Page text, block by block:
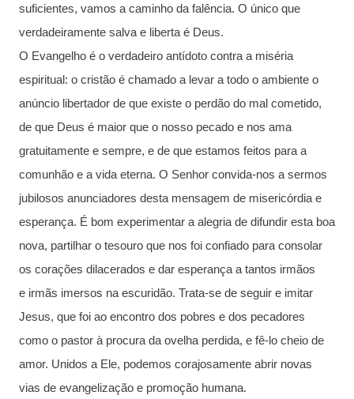
suficientes, vamos a caminho da falência. O único que
verdadeiramente salva e liberta é Deus.
O Evangelho é o verdadeiro antídoto contra a miséria
espiritual: o cristão é chamado a levar a todo o ambiente o
anúncio libertador de que existe o perdão do mal cometido,
de que Deus é maior que o nosso pecado e nos ama
gratuitamente e sempre, e de que estamos feitos para a
comunhão e a vida eterna. O Senhor convida-nos a sermos
jubilosos anunciadores desta mensagem de misericórdia e
esperança. É bom experimentar a alegria de difundir esta boa
nova, partilhar o tesouro que nos foi confiado para consolar
os corações dilacerados e dar esperança a tantos irmãos
e irmãs imersos na escuridão. Trata-se de seguir e imitar
Jesus, que foi ao encontro dos pobres e dos pecadores
como o pastor à procura da ovelha perdida, e fê-lo cheio de
amor. Unidos a Ele, podemos corajosamente abrir novas
vias de evangelização e promoção humana.